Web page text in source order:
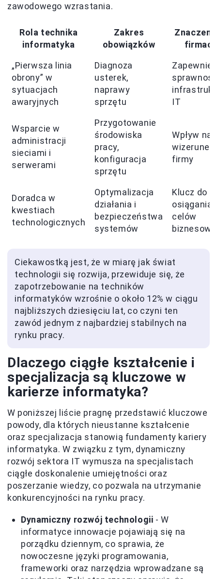
zawodowego wzrastania.
Rola technika
informatyka
Zakres
obowiązków
„Pierwsza linia
obrony” w
sytuacjach
awaryjnych
Diagnoza
usterek,
naprawy
sprzętu
IT
Wsparcie w
administracji
sieciami i
serwerami
Przygotowanie
środowiska
pracy,
konfiguracja
sprzętu
Wpływ na
wizerunek
firmy
Doradca w
kwestiach
technologicznych
Optymalizacja
działania i
bezpieczeństwa
systemów
Klucz do
osiągania
celów
Ciekawostką jest, że w miarę jak świat
technologii się rozwija, przewiduje się, że
zapotrzebowanie na techników
informatyków wzrośnie o około 12% w ciągu
najbliższych dziesięciu lat, co czyni ten
zawód jednym z najbardziej stabilnych na
rynku pracy.
Dlaczego ciągłe kształcenie i
specjalizacja są kluczowe w
karierze informatyka?
W poniższej liście pragnę przedstawić kluczowe
powody, dla których nieustanne kształcenie
oraz specjalizacja stanowią fundamenty kariery
informatyka. W związku z tym, dynamiczny
rozwój sektora IT wymusza na specjalistach
ciągłe doskonalenie umiejętności oraz
poszerzanie wiedzy, co pozwala na utrzymanie
konkurencyjności na rynku pracy.
Dynamiczny rozwój technologii - W
informatyce innowacje pojawiają się na
porządku dziennym, co sprawia, że
nowoczesne języki programowania,
frameworki oraz narzędzia wprowadzane są